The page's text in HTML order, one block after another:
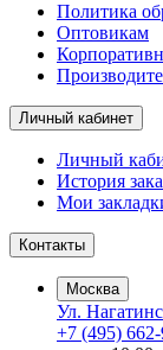
Политика
Оптовикам
Личный кабинет
Личный
История
Мои
Контакты
Москва
Ул.
+7 (495)